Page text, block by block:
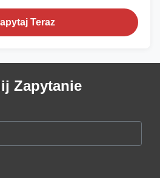
Teraz
Zapytanie